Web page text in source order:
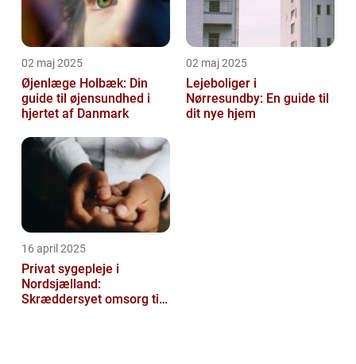
02 maj 2025
Øjenlæge Holbæk: Din
guide til øjensundhed i
hjertet af Danmark
02 maj 2025
Lejeboliger i
Nørresundby: En guide til
dit nye hjem
16 april 2025
Privat sygepleje i
Nordsjælland:
Skræddersyet omsorg til